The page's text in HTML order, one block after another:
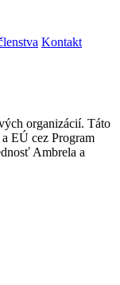
Kontakt
organizácií. Táto
EÚ cez Program
Ambrela a